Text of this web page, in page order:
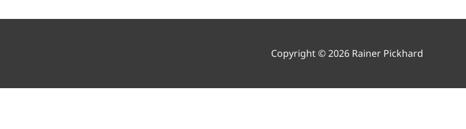
Copyright © 2026 Rainer Pickhard